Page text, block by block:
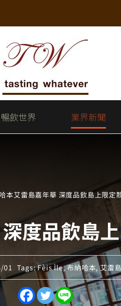
暢飲世界 業界新聞
本艾雷島嘉年華 深度品飲島上限定
度品飲島
01 Tags:Fèis Ìle,布納哈本,艾雷